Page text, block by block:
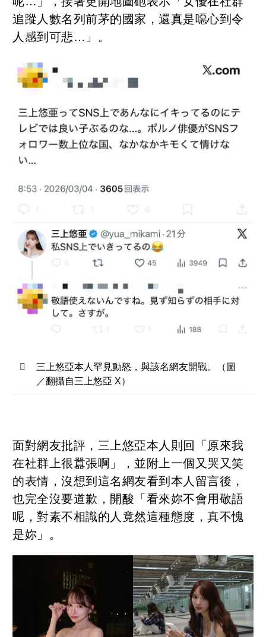
追蹤人數名列前茅的國家，還真是噁心到令
人感到可悲…」。
三上悠亞本人罕見動怒，與該名網友開戰。（圖
／翻攝自三上悠亞 X）
面對網友批評，三上悠亞本人則回「原來我
在社群上很囂張啊」，並附上一個又哭又笑
的表情，沒想到這名網友看到本人留言後，
也完全沒要道歉，開酸「看來妳不會用敬語
呢，對素不相識的人竟然這種態度，真不愧
是妳」。